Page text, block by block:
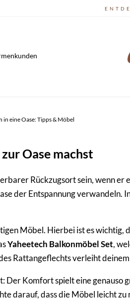
eine Oase: Tipps & Möbel
Oase machst
Rückzugsort sein, wenn
der Entspannung
Möbel. Hierbei ist es wichtig,
Yaheetech Balkonmöbel Set,
Rattangeflechts verleiht
Der Komfort spielt eine
darauf, dass die Möbel leicht